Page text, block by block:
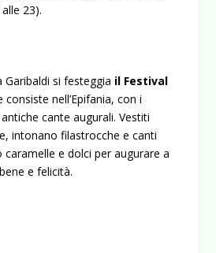
23).
Garibaldi si festeggia il Festival
consiste nell’Epifania, con i
cante augurali. Vestiti
intonano filastrocche e canti
e dolci per augurare a
e felicità.